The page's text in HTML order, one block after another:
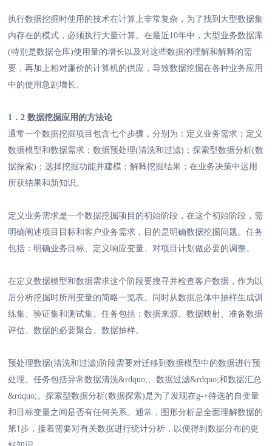
执行数据挖掘时使用的技术在计算上非常复杂，为了找到大型数据集
内存在的模式，必须执行大量计算。在最近10年中，大型业务数据库
(特别是数据仓库)使用量的增长以及对这些数据的理解和解释的需
要，再加上相对廉价的计算机的供应，导致数据挖掘在各种业务应用
中的使用急剧增长。
1．2 数据挖掘应用的方法论
通常一个数据挖掘项目包含七个步骤，分别为：定义业务需求；定义
数据模型和数据需求；数据预处理(清洗和过滤)；探索型数据分析(数
据探索)；选择挖掘功能并建模；解释挖掘结果；在业务决策中运用
所获结果和新知识。
定义业务需求是一个数据挖掘项目的初始阶段，在这个初始阶段，需
明确阐述项目目标和客户业务需求，目的是明确数据挖掘问题。任务
包括：明确业务目标、定义响应变量、对项目计划做必要的调整。
在定义数据模型和数据需求这个阶段要搜寻并检查客户数据，作为以
后分析挖掘时所用变量的简略一览表。同时从数据总体中抽样生成训
练集、验证集和测试集。任务包括：数据来源、数据映射、准备数据
评估、数据的必要聚合、数据抽样。
预处理数据(清洗和过滤)阶段需要对迁移到数据模型中的数据进行预
处理。任务包括异常数据清洗&rdquo;、数据过滤&rdquo;和数据汇总
&rdquo;。探索型数据分析(数据探索)是为了发现在g-+待选的自变量
和目标变量之间是否有任何关系。通常，图形分析是全面理解数据的
第1步，接着需要对有关数据进行统计分析，以便得到数据分布的更